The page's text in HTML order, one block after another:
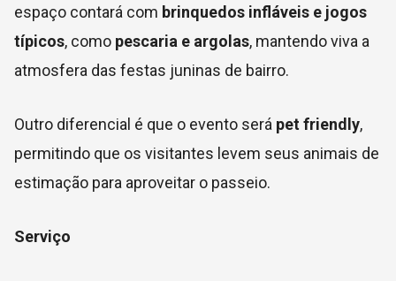
espaço contará com brinquedos infláveis e jogos
típicos, como pescaria e argolas, mantendo viva a
atmosfera das festas juninas de bairro.
Outro diferencial é que o evento será pet friendly,
permitindo que os visitantes levem seus animais de
estimação para aproveitar o passeio.
Serviço